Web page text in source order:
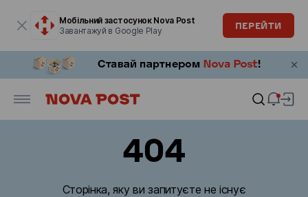
Мобільний застосунок Nova Post
Завантажуй в Google Play
ПЕРЕЙТИ
404
Сторінка, яку ви запитуєте не існує